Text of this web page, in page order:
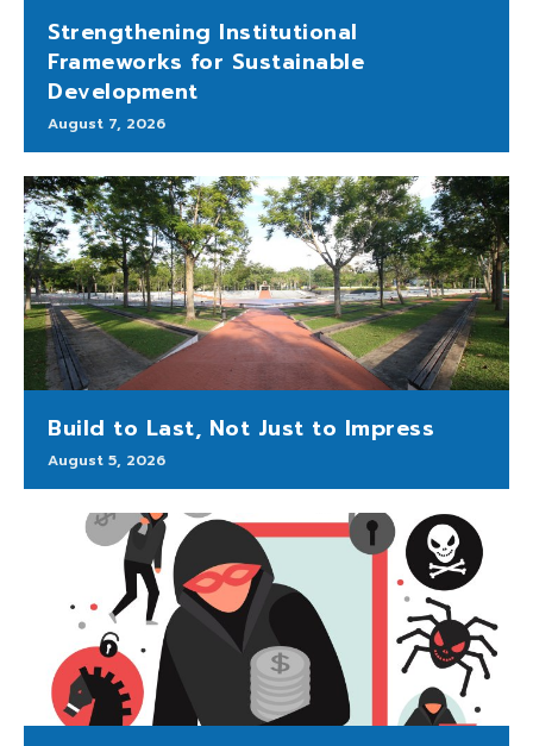
Strengthening Institutional
Frameworks for Sustainable
Development
August 7, 2026
Build to Last, Not Just to Impress
August 5, 2026